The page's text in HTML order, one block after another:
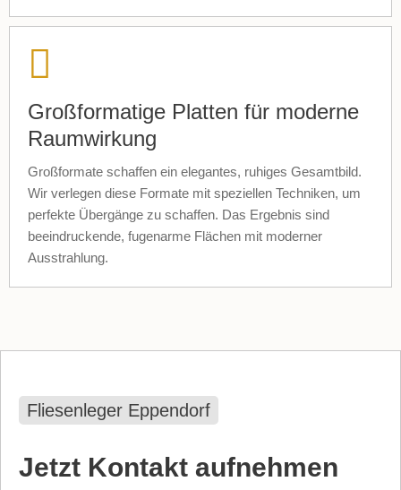
Großformatige Platten für moderne
Raumwirkung
Großformate schaffen ein elegantes, ruhiges Gesamtbild.
Wir verlegen diese Formate mit speziellen Techniken, um
perfekte Übergänge zu schaffen. Das Ergebnis sind
beeindruckende, fugenarme Flächen mit moderner
Ausstrahlung.
Fliesenleger Eppendorf
Jetzt Kontakt aufnehmen